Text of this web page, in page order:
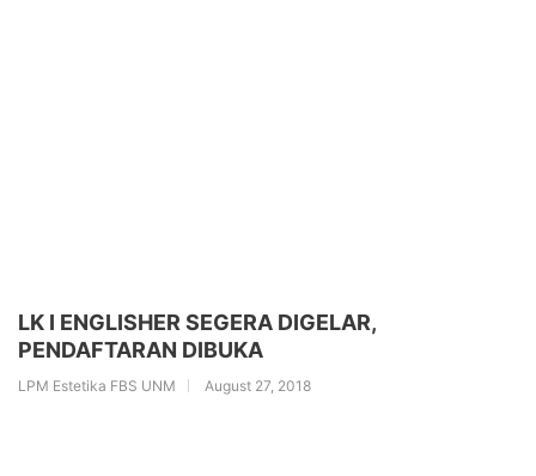
LK I ENGLISHER SEGERA DIGELAR,
PENDAFTARAN DIBUKA
LPM Estetika FBS UNM August 27, 2018